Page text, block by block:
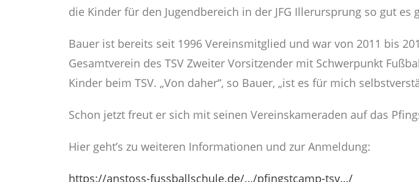
die Kinder für den Jugendbereich in der JFG Illerursprung so gut es
Bauer ist bereits seit 1996 Vereinsmitglied und war von 2011 bis
Gesamtverein des TSV Zweiter Vorsitzender mit Schwerpunkt
Kinder beim TSV. „Von daher“, so Bauer, „ist es für mich
Schon jetzt freut er sich mit seinen Vereinskameraden auf das
Hier geht’s zu weiteren Informationen und zur Anmeldung:
https://anstoss-fussballschule.de/…/pfingstcamp-tsv…/